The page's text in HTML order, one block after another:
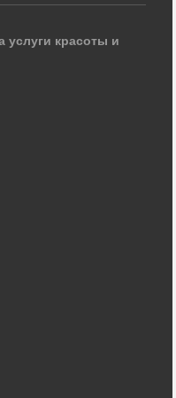
услуги красоты и